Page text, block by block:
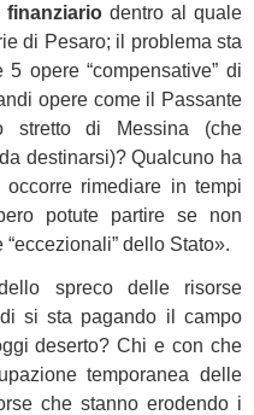
finanziariodentro al quale
di Pesaro; il problema sta
opere “compensative” di
opere come il Passante
di Messina (che
destinarsi)? Qualcuno ha
rimediare in tempi
potute partire se non
dello Stato».
spreco delle risorse
si sta pagando il campo
deserto? Chi e con che
temporanea delle
che stanno erodendo i